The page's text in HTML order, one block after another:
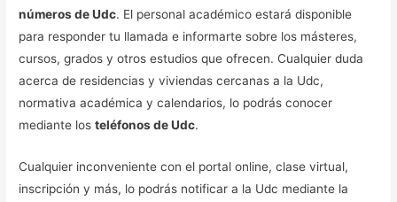
números de Udc. El personal académico estará disponible
para responder tu llamada e informarte sobre los másteres,
cursos, grados y otros estudios que ofrecen. Cualquier duda
acerca de residencias y viviendas cercanas a la Udc,
normativa académica y calendarios, lo podrás conocer
mediante losteléfonos de Udc.
Cualquier inconveniente con el portal online, clase virtual,
inscripción y más, lo podrás notificar a la Udc mediante la